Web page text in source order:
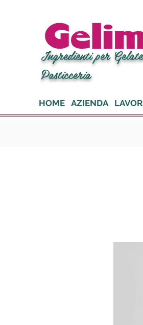
Ingredienti per
Pasticceria
HOME AZIENDA